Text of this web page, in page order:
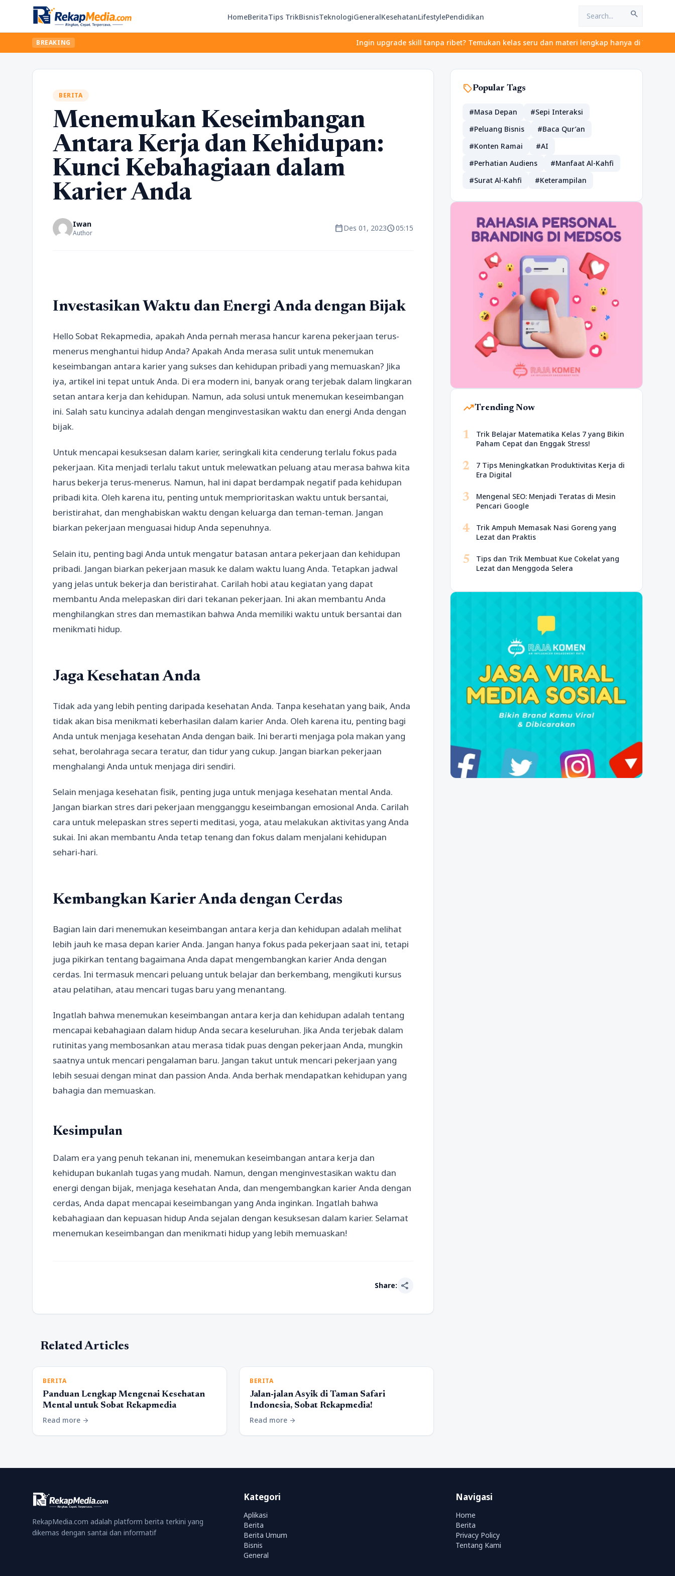
HomeBeritaTips TrikBisnisTeknologiGeneralKesehatanLifestylePendidikan search
BREAKING Ingin upgrade skill tanpa ribet? Temukan kelas seru dan materi lengkap hanya di YukBelajar.com.
BERITA
Menemukan Keseimbangan
Antara Kerja dan Kehidupan:
Kunci Kebahagiaan dalam
Karier Anda
Iwan
Author calendar_todayDes 01, 2023schedule05:15
Investasikan Waktu dan Energi Anda dengan Bijak
Hello Sobat Rekapmedia, apakah Anda pernah merasa hancur karena pekerjaan terus-
menerus menghantui hidup Anda? Apakah Anda merasa sulit untuk menemukan
keseimbangan antara karier yang sukses dan kehidupan pribadi yang memuaskan? Jika
iya, artikel ini tepat untuk Anda. Di era modern ini, banyak orang terjebak dalam lingkaran
setan antara kerja dan kehidupan. Namun, ada solusi untuk menemukan keseimbangan
ini. Salah satu kuncinya adalah dengan menginvestasikan waktu dan energi Anda dengan
bijak.
Untuk mencapai kesuksesan dalam karier, seringkali kita cenderung terlalu fokus pada
pekerjaan. Kita menjadi terlalu takut untuk melewatkan peluang atau merasa bahwa kita
harus bekerja terus-menerus. Namun, hal ini dapat berdampak negatif pada kehidupan
pribadi kita. Oleh karena itu, penting untuk memprioritaskan waktu untuk bersantai,
beristirahat, dan menghabiskan waktu dengan keluarga dan teman-teman. Jangan
biarkan pekerjaan menguasai hidup Anda sepenuhnya.
Selain itu, penting bagi Anda untuk mengatur batasan antara pekerjaan dan kehidupan
pribadi. Jangan biarkan pekerjaan masuk ke dalam waktu luang Anda. Tetapkan jadwal
yang jelas untuk bekerja dan beristirahat. Carilah hobi atau kegiatan yang dapat
membantu Anda melepaskan diri dari tekanan pekerjaan. Ini akan membantu Anda
menghilangkan stres dan memastikan bahwa Anda memiliki waktu untuk bersantai dan
menikmati hidup.
Jaga Kesehatan Anda
Tidak ada yang lebih penting daripada kesehatan Anda. Tanpa kesehatan yang baik, Anda
tidak akan bisa menikmati keberhasilan dalam karier Anda. Oleh karena itu, penting bagi
Anda untuk menjaga kesehatan Anda dengan baik. Ini berarti menjaga pola makan yang
sehat, berolahraga secara teratur, dan tidur yang cukup. Jangan biarkan pekerjaan
menghalangi Anda untuk menjaga diri sendiri.
Selain menjaga kesehatan fisik, penting juga untuk menjaga kesehatan mental Anda.
Jangan biarkan stres dari pekerjaan mengganggu keseimbangan emosional Anda. Carilah
cara untuk melepaskan stres seperti meditasi, yoga, atau melakukan aktivitas yang Anda
sukai. Ini akan membantu Anda tetap tenang dan fokus dalam menjalani kehidupan
sehari-hari.
Kembangkan Karier Anda dengan Cerdas
Bagian lain dari menemukan keseimbangan antara kerja dan kehidupan adalah melihat
lebih jauh ke masa depan karier Anda. Jangan hanya fokus pada pekerjaan saat ini, tetapi
juga pikirkan tentang bagaimana Anda dapat mengembangkan karier Anda dengan
cerdas. Ini termasuk mencari peluang untuk belajar dan berkembang, mengikuti kursus
atau pelatihan, atau mencari tugas baru yang menantang.
Ingatlah bahwa menemukan keseimbangan antara kerja dan kehidupan adalah tentang
mencapai kebahagiaan dalam hidup Anda secara keseluruhan. Jika Anda terjebak dalam
rutinitas yang membosankan atau merasa tidak puas dengan pekerjaan Anda, mungkin
saatnya untuk mencari pengalaman baru. Jangan takut untuk mencari pekerjaan yang
lebih sesuai dengan minat dan passion Anda. Anda berhak mendapatkan kehidupan yang
bahagia dan memuaskan.
Kesimpulan
Dalam era yang penuh tekanan ini, menemukan keseimbangan antara kerja dan
kehidupan bukanlah tugas yang mudah. Namun, dengan menginvestasikan waktu dan
energi dengan bijak, menjaga kesehatan Anda, dan mengembangkan karier Anda dengan
cerdas, Anda dapat mencapai keseimbangan yang Anda inginkan. Ingatlah bahwa
kebahagiaan dan kepuasan hidup Anda sejalan dengan kesuksesan dalam karier. Selamat
menemukan keseimbangan dan menikmati hidup yang lebih memuaskan!
Share: share
Related Articles
BERITA
Panduan Lengkap Mengenai Kesehatan
Mental untuk Sobat Rekapmedia
Read more arrow_forward
BERITA
Jalan-jalan Asyik di Taman Safari
Indonesia, Sobat Rekapmedia!
Read more arrow_forward
sellPopular Tags
#Masa Depan
#Sepi Interaksi
#Peluang Bisnis
#Baca Qur’an
#Konten Ramai
#AI
#Perhatian Audiens
#Manfaat Al-Kahfi
#Surat Al-Kahfi
#Keterampilan
trending_upTrending Now
1
Trik Belajar Matematika Kelas 7 yang Bikin
Paham Cepat dan Enggak Stress!
2
7 Tips Meningkatkan Produktivitas Kerja di
Era Digital
3
Mengenal SEO: Menjadi Teratas di Mesin
Pencari Google
4
Trik Ampuh Memasak Nasi Goreng yang
Lezat dan Praktis
5
Tips dan Trik Membuat Kue Cokelat yang
Lezat dan Menggoda Selera
RekapMedia.com adalah platform berita terkini yang
dikemas dengan santai dan informatif
Kategori
Aplikasi
Berita
Berita Umum
Bisnis
General
Navigasi
Home
Berita
Privacy Policy
Tentang Kami